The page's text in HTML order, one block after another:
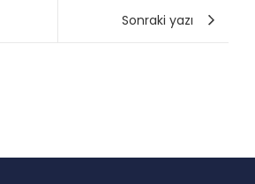
Sonraki yazı